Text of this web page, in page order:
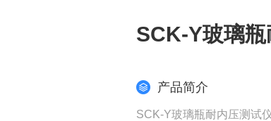
SCK-Y玻璃
产品简介
SCK-Y玻璃瓶耐内压测试